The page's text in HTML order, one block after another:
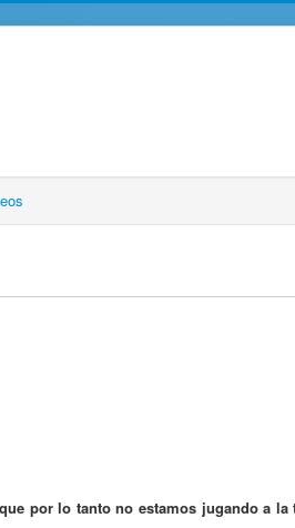
por lo tanto no estamos jugando a